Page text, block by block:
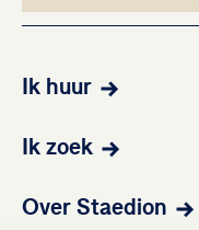
Ik huur
Ik zoek
Over Staedion